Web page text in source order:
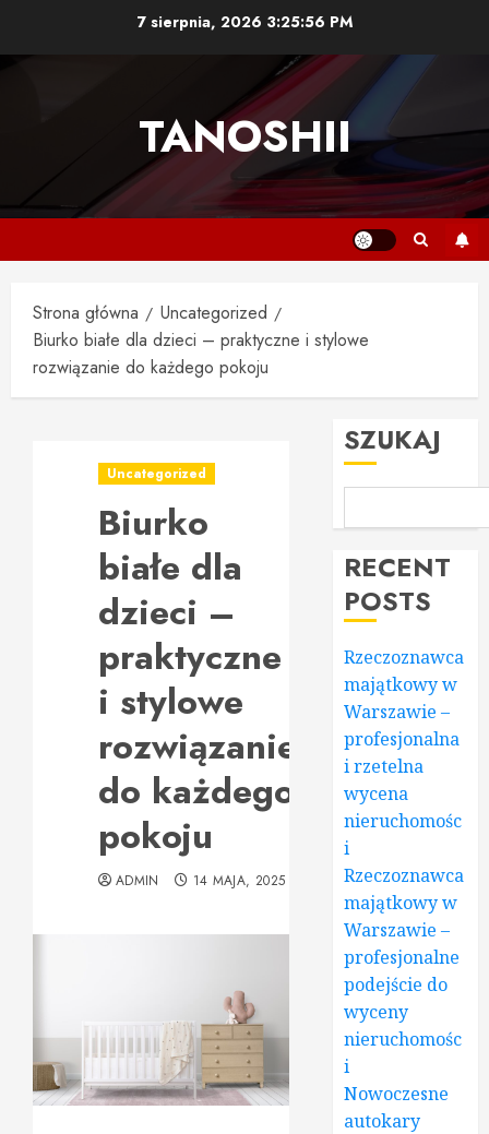
7 sierpnia, 2026 3:25:56 PM
TANOSHII
Strona główna
Uncategorized
Biurko białe dla dzieci – praktyczne i stylowe
rozwiązanie do każdego pokoju
Uncategorized
Biurko
białe dla
dzieci –
praktyczne
i stylowe
rozwiązanie
do każdego
pokoju
ADMIN 14 MAJA, 2025
SZUKAJ
RECENT
POSTS
Rzeczoznawca
majątkowy w
Warszawie –
profesjonalna
i rzetelna
wycena
nieruchomośc
i
Rzeczoznawca
majątkowy w
Warszawie –
profesjonalne
podejście do
wyceny
nieruchomośc
i
Nowoczesne
autokary